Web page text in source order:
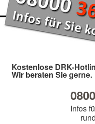
Kostenlose DRK-
Wir beraten Sie gerne.
Infos